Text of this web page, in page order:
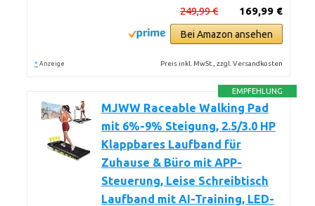
169,99 €
249,99 €
Bei Amazon ansehen
* Anzeige Preis inkl. MwSt., zzgl. Versandkosten
EMPFEHLUNG
MJWW Raceable Walking Pad
mit 6%-9% Steigung, 2.5/3.0 HP
Klappbares Laufband für
Zuhause & Büro mit APP-
Steuerung, Leise Schreibtisch
Laufband mit AI-Training, LED-